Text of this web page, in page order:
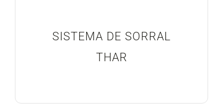
Projectes Realitzats
SISTEMA DE SORRAL
THAR